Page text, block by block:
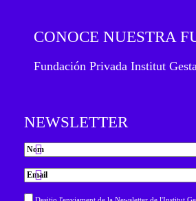
CONOCE NUESTRA
Fundación Privada Institut
NEWSLETTER